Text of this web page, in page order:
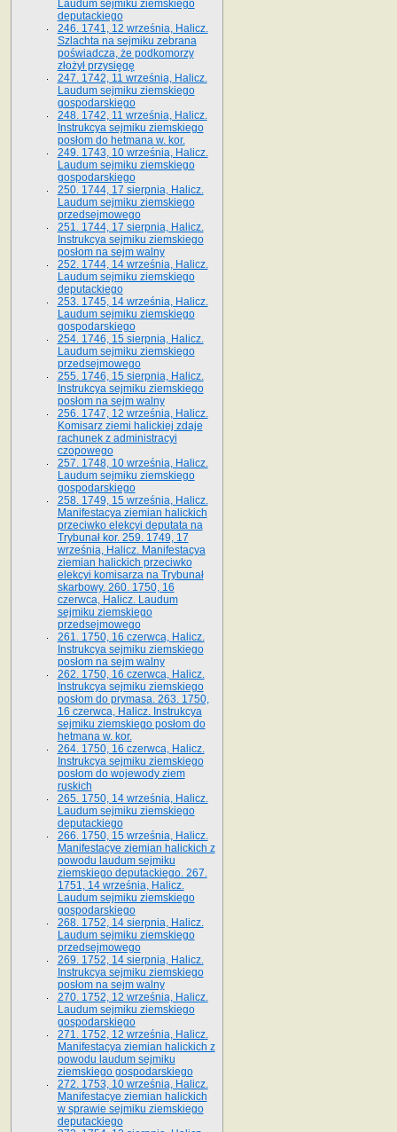
Laudum sejmiku ziemskiego
deputackiego
246. 1741, 12 września, Halicz.
Szlachta na sejmiku zebrana
poświadcza, że podkomorzy
złożył przysięgę
247. 1742, 11 września, Halicz.
Laudum sejmiku ziemskiego
gospodarskiego
248. 1742, 11 września, Halicz.
Instrukcya sejmiku ziemskiego
posłom do hetmana w. kor.
249. 1743, 10 września, Halicz.
Laudum sejmiku ziemskiego
gospodarskiego
250. 1744, 17 sierpnia, Halicz.
Laudum sejmiku ziemskiego
przedsejmowego
251. 1744, 17 sierpnia, Halicz.
Instrukcya sejmiku ziemskiego
posłom na sejm walny
252. 1744, 14 września, Halicz.
Laudum sejmiku ziemskiego
deputackiego
253. 1745, 14 września, Halicz.
Laudum sejmiku ziemskiego
gospodarskiego
254. 1746, 15 sierpnia, Halicz.
Laudum sejmiku ziemskiego
przedsejmowego
255. 1746, 15 sierpnia, Halicz.
Instrukcya sejmiku ziemskiego
posłom na sejm walny
256. 1747, 12 września, Halicz.
Komisarz ziemi halickiej zdaje
rachunek z administracyi
czopowego
257. 1748, 10 września, Halicz.
Laudum sejmiku ziemskiego
gospodarskiego
258. 1749, 15 września, Halicz.
Manifestacya ziemian halickich
przeciwko elekcyi deputata na
Trybunał kor. 259. 1749, 17
września, Halicz. Manifestacya
ziemian halickich przeciwko
elekcyi komisarza na Trybunał
skarbowy. 260. 1750, 16
czerwca, Halicz. Laudum
sejmiku ziemskiego
przedsejmowego
261. 1750, 16 czerwca, Halicz.
Instrukcya sejmiku ziemskiego
posłom na sejm walny
262. 1750, 16 czerwca, Halicz.
Instrukcya sejmiku ziemskiego
posłom do prymasa. 263. 1750,
16 czerwca, Halicz. Instrukcya
sejmiku ziemskiego posłom do
hetmana w. kor.
264. 1750, 16 czerwca, Halicz.
Instrukcya sejmiku ziemskiego
posłom do wojewody ziem
ruskich
265. 1750, 14 września, Halicz.
Laudum sejmiku ziemskiego
deputackiego
266. 1750, 15 września, Halicz.
Manifestacye ziemian halickich z
powodu laudum sejmiku
ziemskiego deputackiego. 267.
1751, 14 września, Halicz.
Laudum sejmiku ziemskiego
gospodarskiego
268. 1752, 14 sierpnia, Halicz.
Laudum sejmiku ziemskiego
przedsejmowego
269. 1752, 14 sierpnia, Halicz.
Instrukcya sejmiku ziemskiego
posłom na sejm walny
270. 1752, 12 września, Halicz.
Laudum sejmiku ziemskiego
gospodarskiego
271. 1752, 12 września, Halicz.
Manifestacya ziemian halickich z
powodu laudum sejmiku
ziemskiego gospodarskiego
272. 1753, 10 września, Halicz.
Manifestacye ziemian halickich
w sprawie sejmiku ziemskiego
deputackiego